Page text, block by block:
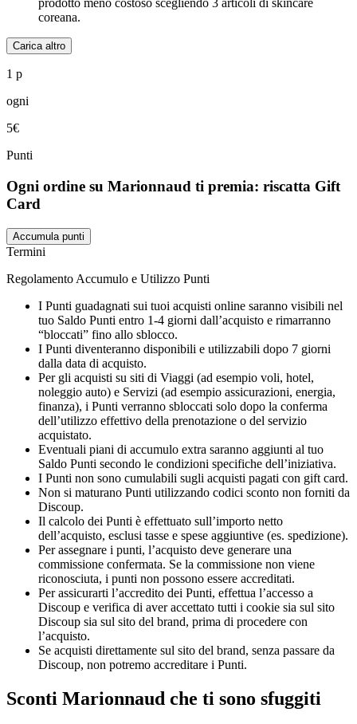
prodotto meno costoso scegliendo 3 articoli di skincare
coreana.
Carica altro
1 p
ogni
5€
Punti
Ogni ordine su Marionnaud ti premia: riscatta Gift
Card
Accumula punti
Termini
Regolamento Accumulo e Utilizzo Punti
I Punti guadagnati sui tuoi acquisti online saranno visibili nel
tuo Saldo Punti entro 1-4 giorni dall’acquisto e rimarranno
“bloccati” fino allo sblocco.
I Punti diventeranno disponibili e utilizzabili dopo 7 giorni
dalla data di acquisto.
Per gli acquisti su siti di Viaggi (ad esempio voli, hotel,
noleggio auto) e Servizi (ad esempio assicurazioni, energia,
finanza), i Punti verranno sbloccati solo dopo la conferma
dell’utilizzo effettivo della prenotazione o del servizio
acquistato.
Eventuali piani di accumulo extra saranno aggiunti al tuo
Saldo Punti secondo le condizioni specifiche dell’iniziativa.
I Punti non sono cumulabili sugli acquisti pagati con gift card.
Non si maturano Punti utilizzando codici sconto non forniti da
Discoup.
Il calcolo dei Punti è effettuato sull’importo netto
dell’acquisto, esclusi tasse e spese aggiuntive (es. spedizione).
Per assegnare i punti, l’acquisto deve generare una
commissione confermata. Se la commissione non viene
riconosciuta, i punti non possono essere accreditati.
Per assicurarti l’accredito dei Punti, effettua l’accesso a
Discoup e verifica di aver accettato tutti i cookie sia sul sito
Discoup sia sul sito del brand, prima di procedere con
l’acquisto.
Se acquisti direttamente sul sito del brand, senza passare da
Discoup, non potremo accreditare i Punti.
Sconti Marionnaud che ti sono sfuggiti